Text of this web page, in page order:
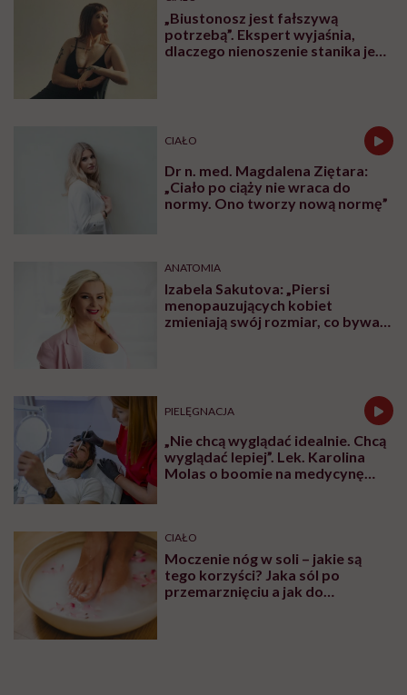
„Biustonosz jest fałszywą
potrzebą”. Ekspert wyjaśnia,
dlaczego nienoszenie stanika jest
CIAŁO
Dr n. med. Magdalena Ziętara:
„Ciało po ciąży nie wraca do
normy. Ono tworzy nową normę”
ANATOMIA
Izabela Sakutova: „Piersi
menopauzujących kobiet
zmieniają swój rozmiar, co bywa
PIELĘGNACJA
„Nie chcą wyglądać idealnie. Chcą
wyglądać lepiej”. Lek. Karolina
Molas o boomie na medycynę
CIAŁO
Moczenie nóg w soli – jakie są
tego korzyści? Jaka sól po
przemarznięciu a jak do